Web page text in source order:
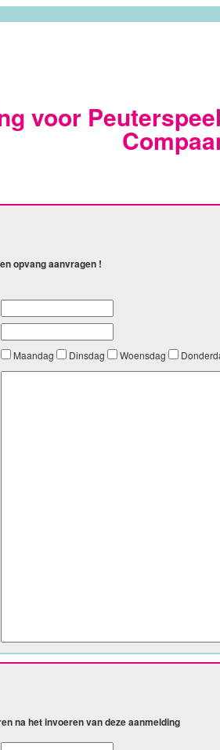
voor
opvang aanvragen !
Maandag Dinsdag Woensdag
na het invoeren van deze aanmelding